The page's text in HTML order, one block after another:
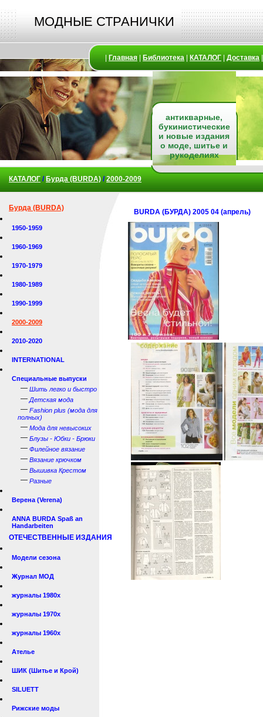
МОДНЫЕ СТРАНИЧКИ
Главная Библиотека КАТАЛОГ Доставка
антикварные,
букинистические
и новые издания
о моде, шитье и
рукоделиях
КАТАЛОГ / Бурда (BURDA) /2000-2009
Бурда (BURDA)
1950-1959
1960-1969
1970-1979
1980-1989
1990-1999
2000-2009
2010-2020
INTERNATIONAL
Специальные выпуски
— Шить легко и быстро
— Детская мода
— Fashion plus (мода для
полных)
— Мода для невысоких
— Блузы - Юбки - Брюки
— Филейное вязание
— Вязание крючком
— Вышивка Крестом
— Разные
Верена (Verena)
ANNA BURDA Spaß an
Handarbeiten
ОТЕЧЕСТВЕННЫЕ ИЗДАНИЯ
Модели сезона
Журнал МОД
журналы 1980х
журналы 1970х
журналы 1960х
Ателье
ШИК (Шитье и Крой)
SILUETT
Рижские моды
BURDA (БУРДА) 2005 04 (апрель)